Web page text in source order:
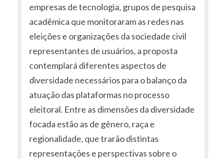
empresas de tecnologia, grupos de pesquisa
acadêmica que monitoraram as redes nas
eleições e organizações da sociedade civil
representantes de usuários, a proposta
contemplará diferentes aspectos de
diversidade necessários para o balanço da
atuação das plataformas no processo
eleitoral. Entre as dimensões da diversidade
focada estão as de gênero, raça e
regionalidade, que trarão distintas
representações e perspectivas sobre o